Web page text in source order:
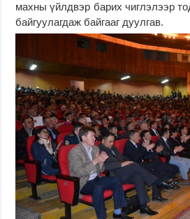
махны үйлдвэр барих чиглэлээр
байгуулагдаж байгааг дуулгав.